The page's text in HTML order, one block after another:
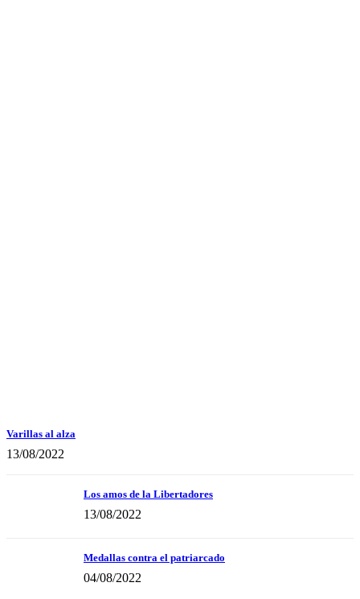
Varillas al alza
13/08/2022
Los amos de la Libertadores
13/08/2022
Medallas contra el patriarcado
04/08/2022